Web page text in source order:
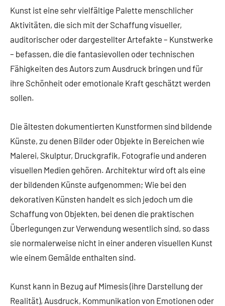
Kunst ist eine sehr vielfältige Palette menschlicher
Aktivitäten, die sich mit der Schaffung visueller,
auditorischer oder dargestellter Artefakte – Kunstwerke
– befassen, die die fantasievollen oder technischen
Fähigkeiten des Autors zum Ausdruck bringen und für
ihre Schönheit oder emotionale Kraft geschätzt werden
sollen.
Die ältesten dokumentierten Kunstformen sind bildende
Künste, zu denen Bilder oder Objekte in Bereichen wie
Malerei, Skulptur, Druckgrafik, Fotografie und anderen
visuellen Medien gehören. Architektur wird oft als eine
der bildenden Künste aufgenommen; Wie bei den
dekorativen Künsten handelt es sich jedoch um die
Schaffung von Objekten, bei denen die praktischen
Überlegungen zur Verwendung wesentlich sind, so dass
sie normalerweise nicht in einer anderen visuellen Kunst
wie einem Gemälde enthalten sind.
Kunst kann in Bezug auf Mimesis (ihre Darstellung der
Realität), Ausdruck, Kommunikation von Emotionen oder